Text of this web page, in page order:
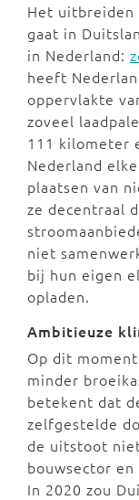
Het uitbreiden
gaat in
in Nederland:
heeft
oppervlakte
zoveel
111 kilometer
Nederland
plaatsen van
ze decentraal
niet
bij hun eigen
opladen.
Ambitieuze
Op dit
minder
betekent dat
zelfgestelde
de uitstoot
bouwsector
In 2020 zou